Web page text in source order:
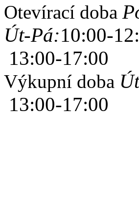
Otevírací doba
Út-Pá:10:00-
13:00-17:00
Výkupní doba
13:00-17:00